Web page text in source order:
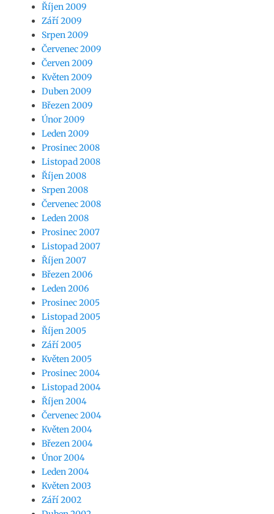
Říjen 2009
Září 2009
Srpen 2009
Červenec 2009
Červen 2009
Květen 2009
Duben 2009
Březen 2009
Únor 2009
Leden 2009
Prosinec 2008
Listopad 2008
Říjen 2008
Srpen 2008
Červenec 2008
Leden 2008
Prosinec 2007
Listopad 2007
Říjen 2007
Březen 2006
Leden 2006
Prosinec 2005
Listopad 2005
Říjen 2005
Září 2005
Květen 2005
Prosinec 2004
Listopad 2004
Říjen 2004
Červenec 2004
Květen 2004
Březen 2004
Únor 2004
Leden 2004
Květen 2003
Září 2002